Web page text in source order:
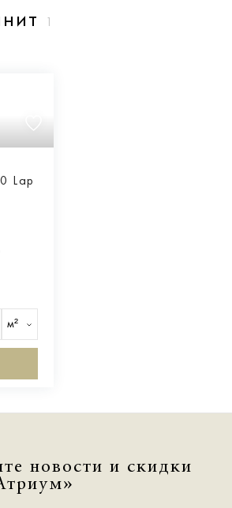
1
Lap
м²
новости и скидки